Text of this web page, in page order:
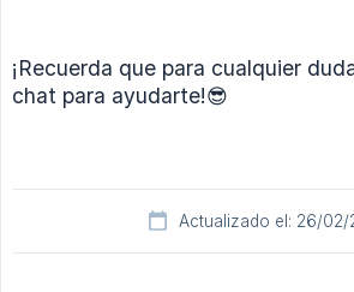
¡Recuerda que para cualquier
chat para ayudarte!😎
Actualizado el: 26/02/